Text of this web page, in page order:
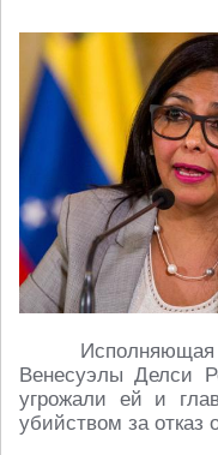
Венесуэлы Делси
угрожали ей и
убийством за отказ